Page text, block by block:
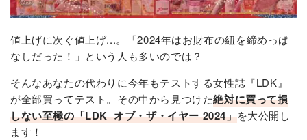
値上げに次ぐ値上げ...。「2024年はお財布の紐を締めっぱ
なしだった！」という人も多いのでは？
そんなあなたの代わりに今年もテストする女性誌『LDK』
が全部買ってテスト。その中から見つけた絶対に買って損
しない至極の「LDK オブ・ザ・イヤー 2024」を大公開し
ます！